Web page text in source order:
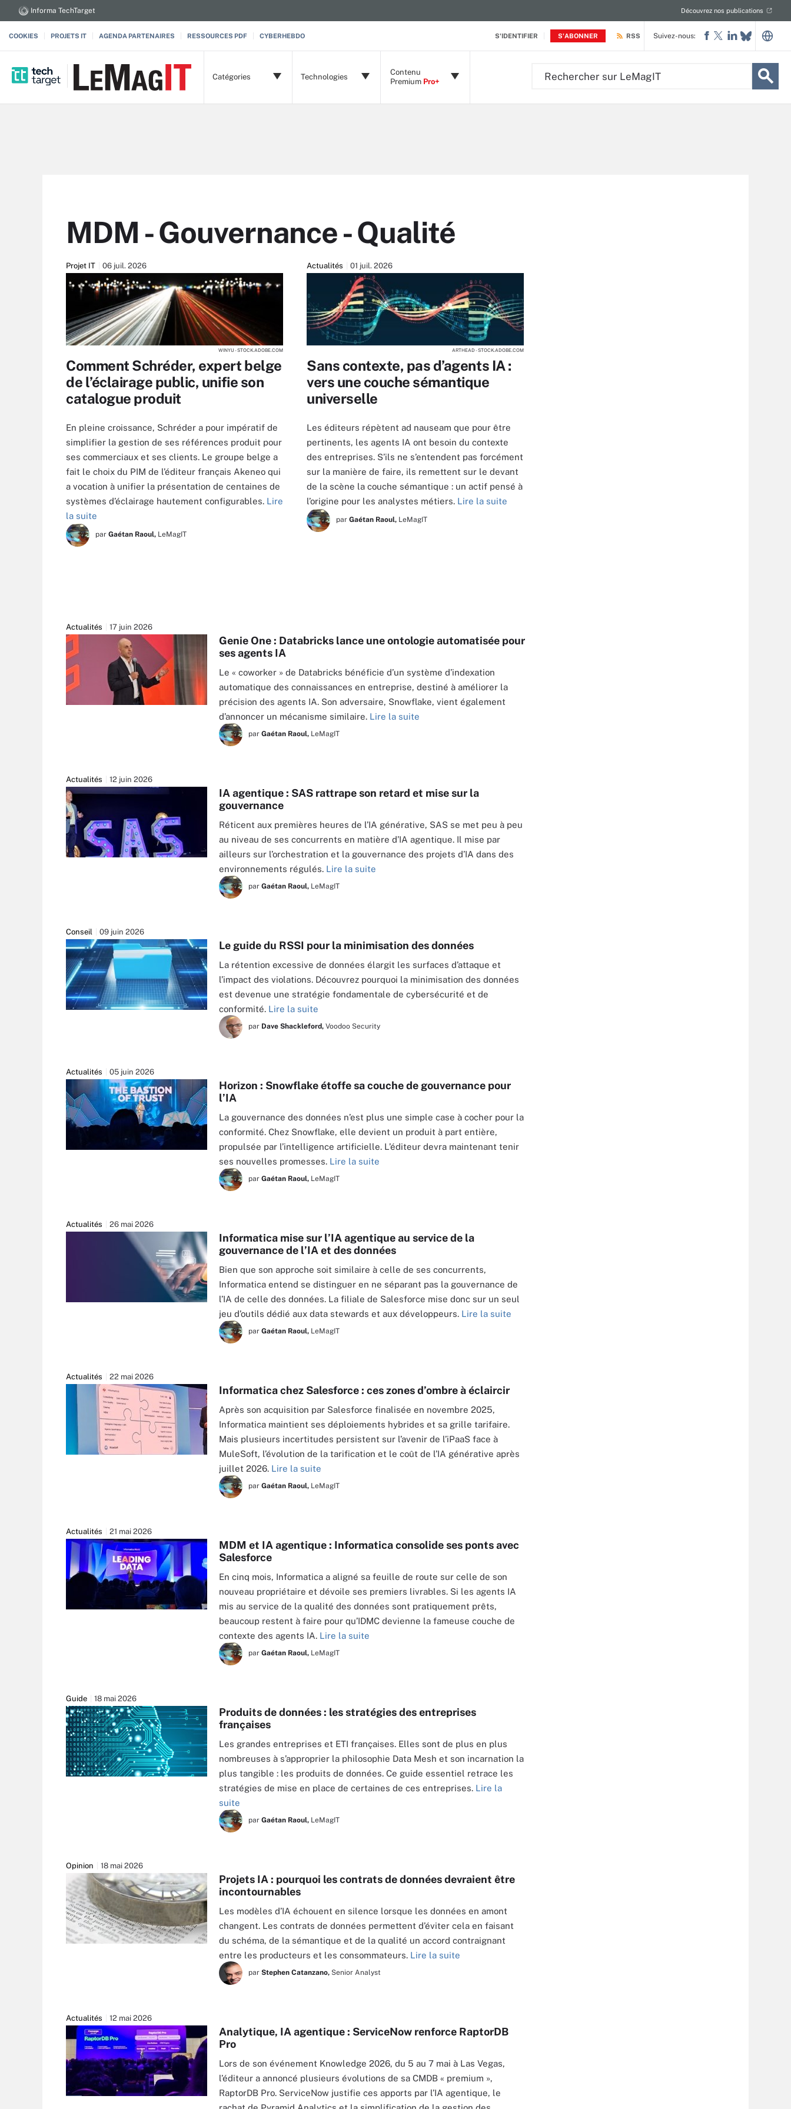
S'IDENTIFIER S'ABONNER
Informa TechTarget Découvrez nos publications
COOKIES PROJETS IT AGENDA PARTENAIRES RESSOURCES PDF CYBERHEBDO RSS
Catégories Technologies
Contenu
Premium Pro+
Suivez-nous:
MDM - Gouvernance - Qualité
Projet IT 06 juil. 2026
WINYU - STOCK.ADOBE.COM
Comment Schréder, expert belge
de l’éclairage public, unifie son
catalogue produit
En pleine croissance, Schréder a pour impératif de
simplifier la gestion de ses références produit pour
ses commerciaux et ses clients. Le groupe belge a
fait le choix du PIM de l’éditeur français Akeneo qui
a vocation à unifier la présentation de centaines de
systèmes d’éclairage hautement configurables. Lire
la suite
par Gaétan Raoul, LeMagIT
Actualités 01 juil. 2026
ARTHEAD - STOCK.ADOBE.COM
Sans contexte, pas d’agents IA :
vers une couche sémantique
universelle
Les éditeurs répètent ad nauseam que pour être
pertinents, les agents IA ont besoin du contexte
des entreprises. S’ils ne s’entendent pas forcément
sur la manière de faire, ils remettent sur le devant
de la scène la couche sémantique : un actif pensé à
l’origine pour les analystes métiers. Lire la suite
par Gaétan Raoul, LeMagIT
Actualités 17 juin 2026
Genie One : Databricks lance une ontologie automatisée pour
ses agents IA
Le « coworker » de Databricks bénéficie d’un système d’indexation
automatique des connaissances en entreprise, destiné à améliorer la
précision des agents IA. Son adversaire, Snowflake, vient également
d’annoncer un mécanisme similaire. Lire la suite
par Gaétan Raoul, LeMagIT
Actualités 12 juin 2026
IA agentique : SAS rattrape son retard et mise sur la
gouvernance
Réticent aux premières heures de l’IA générative, SAS se met peu à peu
au niveau de ses concurrents en matière d’IA agentique. Il mise par
ailleurs sur l’orchestration et la gouvernance des projets d’IA dans des
environnements régulés. Lire la suite
par Gaétan Raoul, LeMagIT
Conseil 09 juin 2026
Le guide du RSSI pour la minimisation des données
La rétention excessive de données élargit les surfaces d’attaque et
l’impact des violations. Découvrez pourquoi la minimisation des données
est devenue une stratégie fondamentale de cybersécurité et de
conformité. Lire la suite
par Dave Shackleford, Voodoo Security
Actualités 05 juin 2026
Horizon : Snowflake étoffe sa couche de gouvernance pour
l’IA
La gouvernance des données n’est plus une simple case à cocher pour la
conformité. Chez Snowflake, elle devient un produit à part entière,
propulsée par l’intelligence artificielle. L’éditeur devra maintenant tenir
ses nouvelles promesses. Lire la suite
par Gaétan Raoul, LeMagIT
Actualités 26 mai 2026
Informatica mise sur l’IA agentique au service de la
gouvernance de l’IA et des données
Bien que son approche soit similaire à celle de ses concurrents,
Informatica entend se distinguer en ne séparant pas la gouvernance de
l’IA de celle des données. La filiale de Salesforce mise donc sur un seul
jeu d’outils dédié aux data stewards et aux développeurs. Lire la suite
par Gaétan Raoul, LeMagIT
Actualités 22 mai 2026
Informatica chez Salesforce : ces zones d’ombre à éclaircir
Après son acquisition par Salesforce finalisée en novembre 2025,
Informatica maintient ses déploiements hybrides et sa grille tarifaire.
Mais plusieurs incertitudes persistent sur l’avenir de l’iPaaS face à
MuleSoft, l’évolution de la tarification et le coût de l’IA générative après
juillet 2026. Lire la suite
par Gaétan Raoul, LeMagIT
Actualités 21 mai 2026
MDM et IA agentique : Informatica consolide ses ponts avec
Salesforce
En cinq mois, Informatica a aligné sa feuille de route sur celle de son
nouveau propriétaire et dévoile ses premiers livrables. Si les agents IA
mis au service de la qualité des données sont pratiquement prêts,
beaucoup restent à faire pour qu’IDMC devienne la fameuse couche de
contexte des agents IA. Lire la suite
par Gaétan Raoul, LeMagIT
Guide 18 mai 2026
Produits de données : les stratégies des entreprises
françaises
Les grandes entreprises et ETI françaises. Elles sont de plus en plus
nombreuses à s’approprier la philosophie Data Mesh et son incarnation la
plus tangible : les produits de données. Ce guide essentiel retrace les
stratégies de mise en place de certaines de ces entreprises. Lire la
suite
par Gaétan Raoul, LeMagIT
Opinion 18 mai 2026
Projets IA : pourquoi les contrats de données devraient être
incontournables
Les modèles d’IA échouent en silence lorsque les données en amont
changent. Les contrats de données permettent d’éviter cela en faisant
du schéma, de la sémantique et de la qualité un accord contraignant
entre les producteurs et les consommateurs. Lire la suite
par Stephen Catanzano, Senior Analyst
Actualités 12 mai 2026
Analytique, IA agentique : ServiceNow renforce RaptorDB
Pro
Lors de son événement Knowledge 2026, du 5 au 7 mai à Las Vegas,
l’éditeur a annoncé plusieurs évolutions de sa CMDB « premium »,
RaptorDB Pro. ServiceNow justifie ces apports par l’IA agentique, le